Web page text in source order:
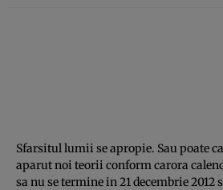
Sfarsitul lumii se apropie. Sau poate
aparut noi teorii conform carora
sa nu se termine in 21 decembrie